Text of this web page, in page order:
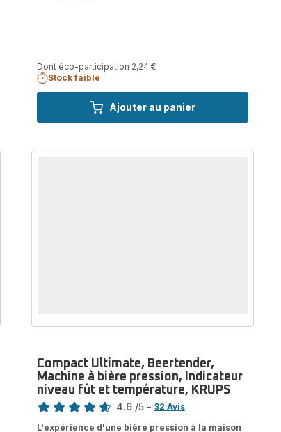
Ajouter au panier
Dont éco-participation 2,24 €
Stock faible
Compact Ultimate, Beertender,
Machine à bière pression, Indicateur
niveau fût et température, KRUPS
Note
4.6 /5 - 32 Avis
L'expérience d'une bière pression à la maison